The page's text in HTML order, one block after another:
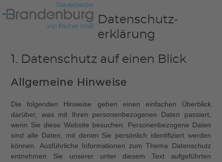
to
Open
Close
Datenschutz­
erklärung
1. Datenschutz auf einen Blick
Allgemeine Hinweise
Die folgenden Hinweise geben einen einfachen Überblick
darüber, was mit Ihren personenbezogenen Daten passiert,
wenn Sie diese Website besuchen. Personenbezogene Daten
sind alle Daten, mit denen Sie persönlich identifiziert werden
können. Ausführliche Informationen zum Thema Datenschutz
entnehmen Sie unserer unter diesem Text aufgeführten